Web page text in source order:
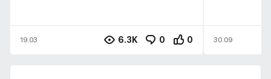
19.03 6.3K 0 0 30.09